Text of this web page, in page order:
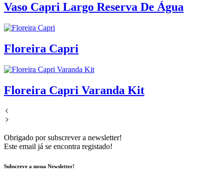
Vaso Capri Largo Reserva De Água
Floreira Capri
Floreira Capri Varanda Kit
Obrigado por subscrever a newsletter!
Este email já se encontra registado!
Subscreve a nossa Newsletter!